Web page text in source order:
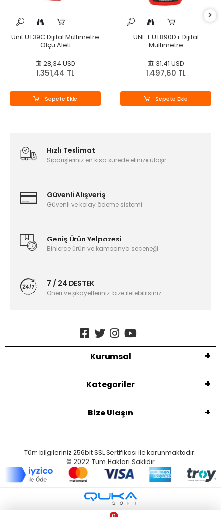
Unit UT39C Dijital Multimetre
Ölçü Aleti
28,34 USD
1.351,44 TL
Sepete Ekle
UNI-T UT890D+ Dijital
Multimetre
31,41 USD
1.497,60 TL
Sepete Ekle
Hızlı Teslimat
Siparişleriniz en kısa sürede elinize ulaşır.
Güvenli Alışveriş
Güvenli ve kolay ödeme sistemi
Geniş Ürün Yelpazesi
Binlerce ürün ve kampanya seçeneği
7 / 24 DESTEK
Öneri ve şikayetlerinizi bize iletebilirsiniz.
Kurumsal
Kategoriler
Bize Ulaşın
Tüm bilgileriniz 256bit SSL Sertifikası ile korunmaktadır.
© 2022 Tüm Hakları Saklıdır